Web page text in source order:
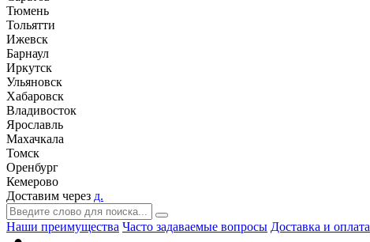
Тюмень
Тольятти
Ижевск
Барнаул
Иркутск
Ульяновск
Хабаровск
Владивосток
Ярославль
Махачкала
Томск
Оренбург
Кемерово
Доставим через д.
Наши преимущества Часто задаваемые вопросы Доставка и оплата